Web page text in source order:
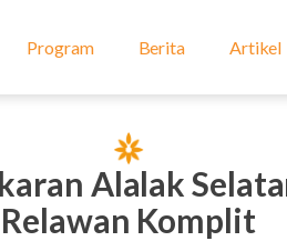
Program Berita Artikel
Alalak
Relawan Komplit